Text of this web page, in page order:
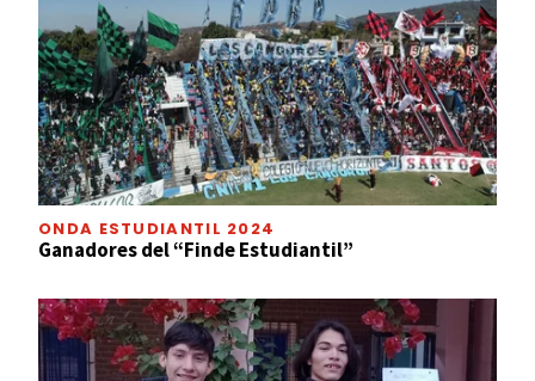
ONDA ESTUDIANTIL 2024
Ganadores del “Finde Estudiantil”